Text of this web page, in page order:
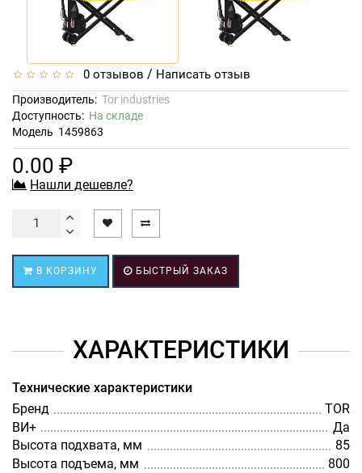
0 отзывов / Написать отзыв
Производитель: Tor industries
Доступность: На складе
Модель 1459863
0.00 ₽
Нашли дешевле?
В КОРЗИНУ БЫСТРЫЙ ЗАКАЗ
ХАРАКТЕРИСТИКИ
Технические характеристики
Бренд
TOR
ВИ+
Да
Высота подхвата, мм
85
Высота подъема, мм
800